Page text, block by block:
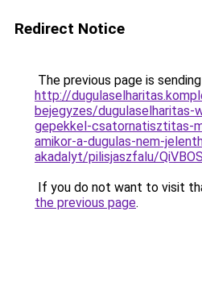
Redirect Notice
The previous page is
http://
bejegyzes/
gepekkel-csatornatisztitas-
amikor-a-dugulas-nem-
akadalyt/pilisjaszfalu/
If you do not want to visit
the previous page.